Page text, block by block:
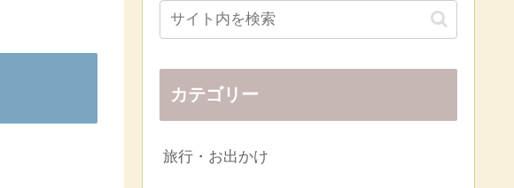
カテゴリー
旅行・お出かけ